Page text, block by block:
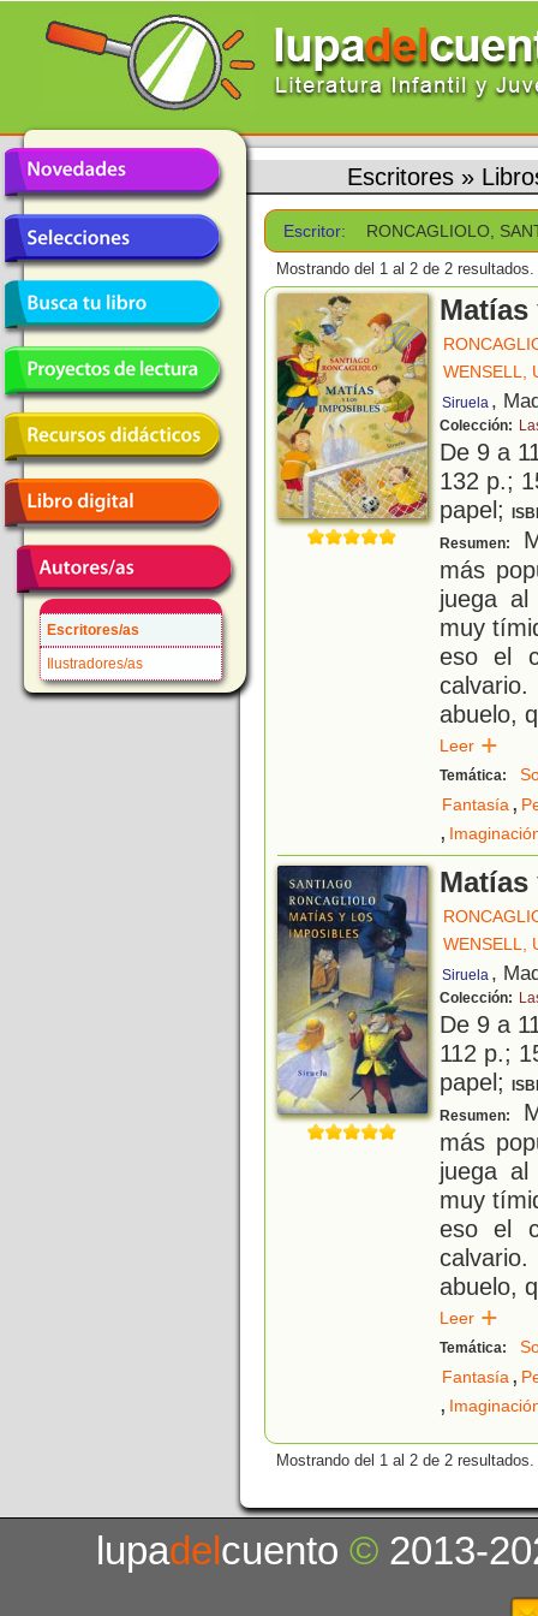
Escritores/as
Ilustradores/as
Escritores »
Escritor: RONCAGLIOLO,
Mostrando del 1 al 2 de 2 resultados.
WENSELL,
Siruela ,
Colección:
De 9 a
132 p.;
papel;
Resumen:
más
juega
muy
eso el
abuelo,
Leer
Temática:
Fantasía,
,
WENSELL,
Siruela ,
Colección:
De 9 a
112 p.;
papel;
Resumen:
más
juega
muy
eso el
abuelo,
Leer
Temática:
Fantasía,
,
Mostrando del 1 al 2 de 2 resultados.
lupadelcuento© 2013-